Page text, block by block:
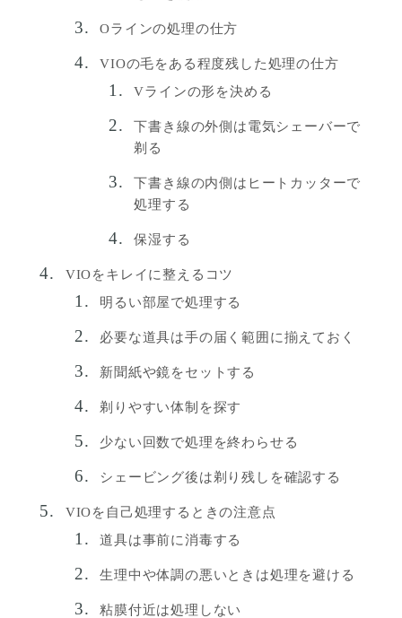
Oラインの処理の仕方
VIOの毛をある程度残した処理の仕方
Vラインの形を決める
下書き線の外側は電気シェーバーで
剃る
下書き線の内側はヒートカッターで
処理する
保湿する
VIOをキレイに整えるコツ
明るい部屋で処理する
必要な道具は手の届く範囲に揃えておく
新聞紙や鏡をセットする
剃りやすい体制を探す
少ない回数で処理を終わらせる
シェービング後は剃り残しを確認する
VIOを自己処理するときの注意点
道具は事前に消毒する
生理中や体調の悪いときは処理を避ける
粘膜付近は処理しない